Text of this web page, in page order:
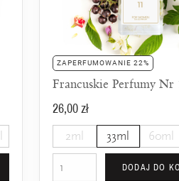
ZAPERFUMOWANIE 22%
Francuskie Perfumy Nr
26,00 zł
2ml 33ml 60ml
DODAJ DO